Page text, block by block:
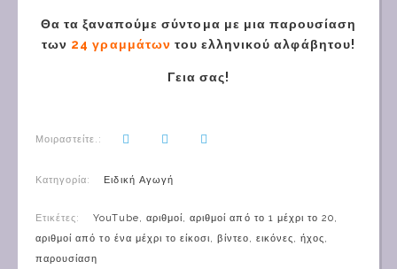
Θα τα ξαναπούμε σύντομα με μια παρουσίαση
των 24 γραμμάτων του ελληνικού αλφάβητου!
Γεια σας!
Μοιραστείτε.:
Κατηγορία: Ειδική Αγωγή
Ετικέτες: YouTube, αριθμοί,αριθμοί από το 1 μέχρι το 20,
αριθμοί από το ένα μέχρι το είκοσι,βίντεο, εικόνες,ήχος,
παρουσίαση